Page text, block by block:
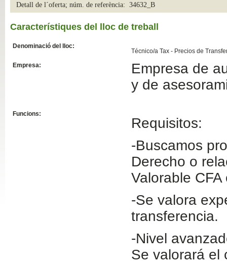
Detall de l´oferta; núm. de referència: 34632_B
Característiques del lloc de treball
Denominació del lloc:
Técnico/a Tax - Precios de
Empresa:
Empresa de
y de
Funcions:
Requisitos:
-Buscamos
Derecho o
Valorable CFA
-Se valora
transferencia.
-Nivel
Se valorará el